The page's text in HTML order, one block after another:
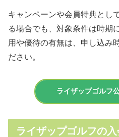
キャンペーンや会員特典とし
る場合でも、対象条件は時期
用や優待の有無は、申し込み
ださい。
ライザップゴルフ
ライザップゴルフの